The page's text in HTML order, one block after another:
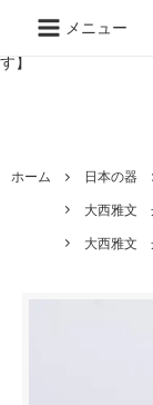
ッタのオンラインス
ージ食器,雅峰窯や
す】
メニュー
ホーム 日本の器
大西雅文
大西雅文